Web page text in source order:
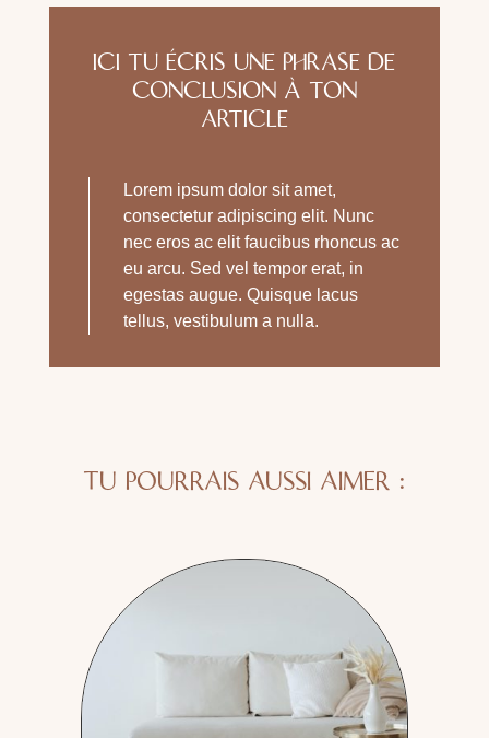
ICI TU ÉCRIS UNE PHRASE DE
CONCLUSION À TON
ARTICLE
Lorem ipsum dolor sit amet,
consectetur adipiscing elit. Nunc
nec eros ac elit faucibus rhoncus ac
eu arcu. Sed vel tempor erat, in
egestas augue. Quisque lacus
tellus, vestibulum a nulla.
TU POURRAIS AUSSI AIMER :